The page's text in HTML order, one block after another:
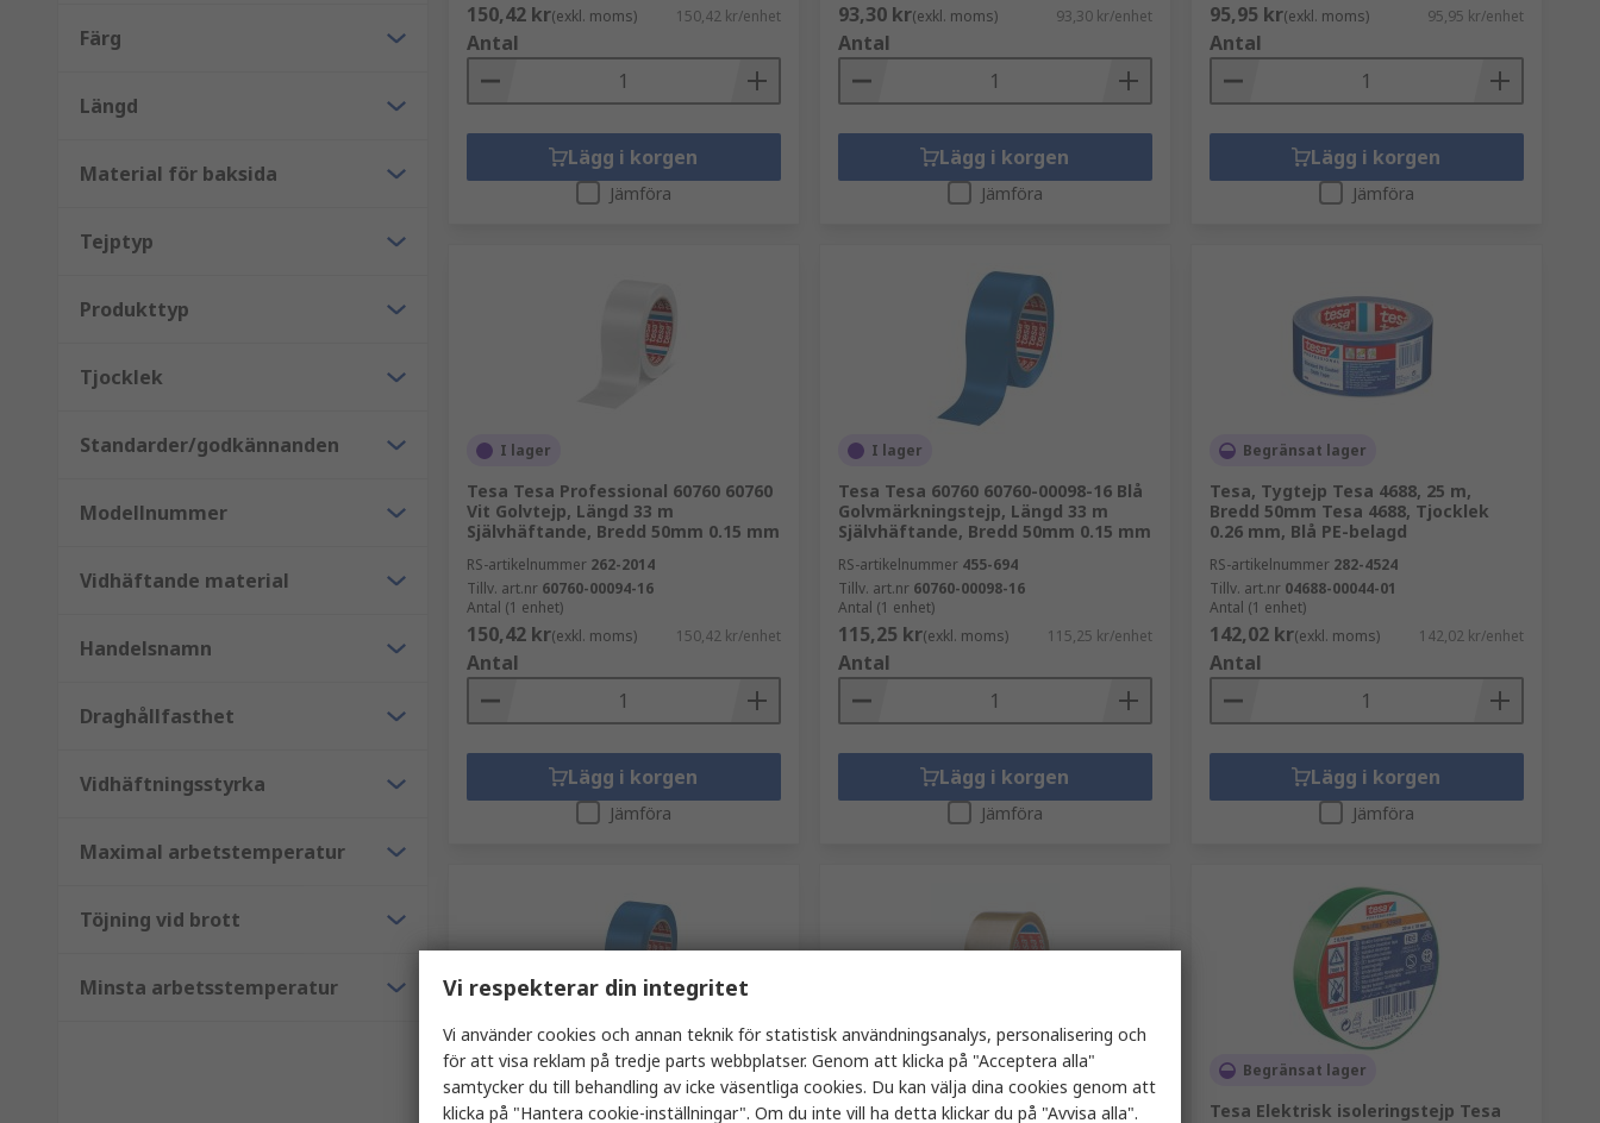
Färg
Längd
Material för baksida
Tejptyp
Produkttyp
Tjocklek
Standarder/godkännanden
Modellnummer
Vidhäftande material
Handelsnamn
Draghållfasthet
Vidhäftningsstyrka
Maximal arbetstemperatur
Töjning vid brott
Minsta arbetsstemperatur
150,42 kr(exkl. moms) 150,42 kr/enhet
Antal
Lägg i korgen
Jämföra
93,30 kr(exkl. moms) 93,30 kr/enhet
Antal
Lägg i korgen
Jämföra
95,95 kr(exkl. moms) 95,95 kr/enhet
Antal
Lägg i korgen
Jämföra
I lager
Tesa Tesa Professional 60760 60760
Vit Golvtejp, Längd 33 m
Självhäftande, Bredd 50mm 0.15 mm
RS-artikelnummer 262-2014
Tillv. art.nr 60760-00094-16
Antal (1 enhet)
150,42 kr(exkl. moms) 150,42 kr/enhet
Antal
Lägg i korgen
Jämföra
I lager
Tesa Tesa 60760 60760-00098-16 Blå
Golvmärkningstejp, Längd 33 m
Självhäftande, Bredd 50mm 0.15 mm
RS-artikelnummer 455-694
Tillv. art.nr 60760-00098-16
Antal (1 enhet)
115,25 kr(exkl. moms) 115,25 kr/enhet
Antal
Lägg i korgen
Jämföra
Begränsat lager
Tesa, Tygtejp Tesa 4688, 25 m,
Bredd 50mm Tesa 4688, Tjocklek
0.26 mm, Blå PE-belagd
RS-artikelnummer 282-4524
Tillv. art.nr 04688-00044-01
Antal (1 enhet)
142,02 kr(exkl. moms) 142,02 kr/enhet
Antal
Lägg i korgen
Jämföra
I lager
Tesa 4169 4169 Blå Golvtejp, Längd
I lager
Tesa 4089 Transparent Packtejp 66
Begränsat lager
Tesa Elektrisk isoleringstejp Tesa
Vi respekterar din integritet
Vi använder cookies och annan teknik för statistisk användningsanalys, personalisering och
för att visa reklam på tredje parts webbplatser. Genom att klicka på "Acceptera alla"
samtycker du till behandling av icke väsentliga cookies. Du kan välja dina cookies genom att
klicka på "Hantera cookie-inställningar". Om du inte vill ha detta klickar du på "Avvisa alla".